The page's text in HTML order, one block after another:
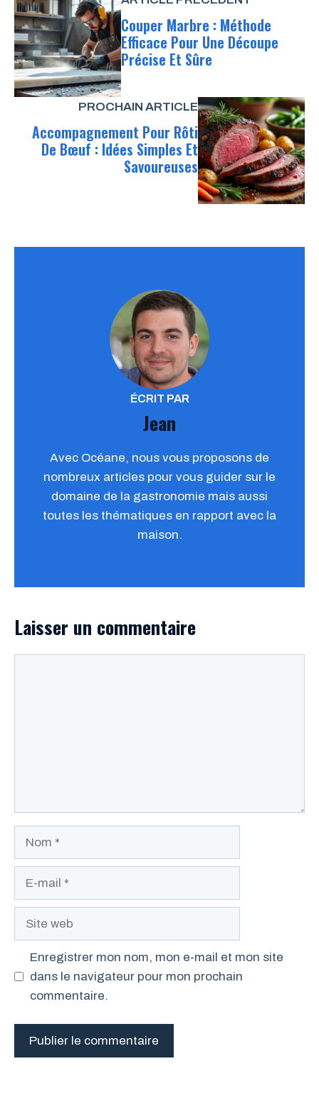
Couper Marbre : Méthode
Efficace Pour Une Découpe
Précise Et Sûre
PROCHAIN ARTICLE
Accompagnement Pour Rôti
De Bœuf : Idées Simples Et
Savoureuses
ÉCRIT PAR
Jean
Avec Océane, nous vous proposons de
nombreux articles pour vous guider sur le
domaine de la gastronomie mais aussi
toutes les thématiques en rapport avec la
maison.
Laisser un commentaire
Site
Enregistrer mon nom, mon e-mail et mon site
dans le navigateur pour mon prochain
commentaire.